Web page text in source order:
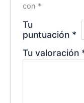
con *
Tu
puntuación *
Tu valoración